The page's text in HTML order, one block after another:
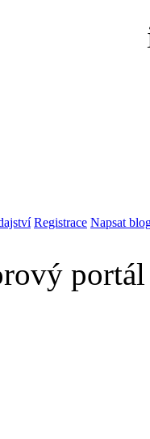
Registrace Napsat
portál